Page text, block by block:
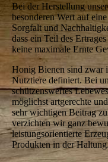
Bei der Herstellung
besonderen Wert auf
Sorgfalt und
dass ein Teil des
keine maximale Ernte
Honig Bienen sind zwar
Nutztiere definiert. Bei
schützenswertes
möglichst artgerechte
sehr wichtigen Beitrag
verzichten wir ganz
leistungsorientierte
Produkten in der